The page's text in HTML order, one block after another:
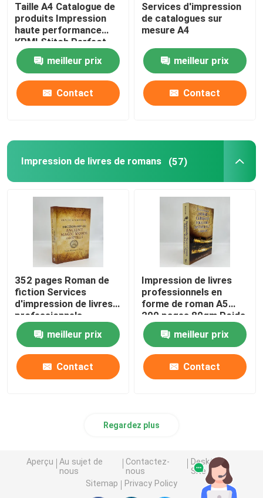
Taille A4 Catalogue de
produits Impression
haute performance
KPMI Stitch Perfect
bind
meilleur prix
Contact
Services d'impression
de catalogues sur
mesure A4
meilleur prix
Contact
Impression de livres de romans (57)
352 pages Roman de
fiction Services
d'impression de livres
professionnels
Impression offset
80gm meilleur prix
Contact
Impression de livres
professionnels en
forme de roman A5
200 pages 80gm Poids
papier crème non
recouvertmeilleur prix
Contact
Regardez plus
Aperçu
Au sujet de
nous
Contactez-
nous
Desktop
Site
Sitemap
Privacy Policy